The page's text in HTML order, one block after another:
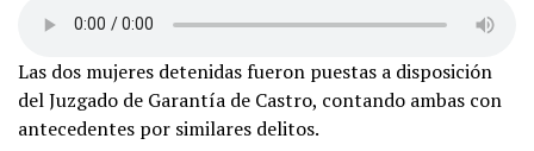
Las dos mujeres detenidas fueron puestas a disposición
del Juzgado de Garantía de Castro, contando ambas con
antecedentes por similares delitos.